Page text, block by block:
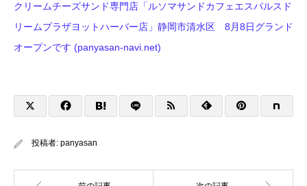
クリームチーズサンド専門店「ルソマサンドカフェエスパルスド
リームプラザヨットハーバー店」静岡市清水区 8月8日グランド
オープンです (panyasan-navi.net)
投稿者: panyasan